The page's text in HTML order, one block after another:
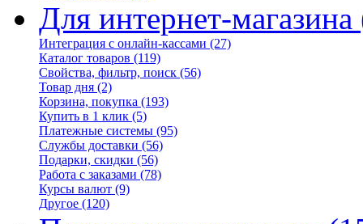
Для интернет-магазина
Интеграция с онлайн-кассами (27)
Каталог товаров (119)
Свойства, фильтр, поиск (56)
Товар дня (2)
Корзина, покупка (193)
Купить в 1 клик (5)
Платежные системы (95)
Службы доставки (56)
Подарки, скидки (56)
Работа с заказами (78)
Курсы валют (9)
Другое (120)